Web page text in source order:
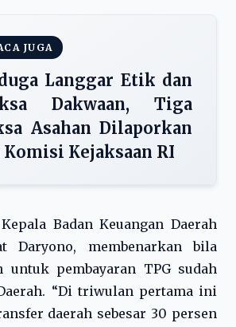
JUGA
Langgar Etik dan
Dakwaan, Tiga
Asahan Dilaporkan
Komisi Kejaksaan RI
Badan Keuangan Daerah
Daryono, membenarkan bila
untuk pembayaran TPG sudah
“Di triwulan pertama ini
daerah sebesar 30 persen